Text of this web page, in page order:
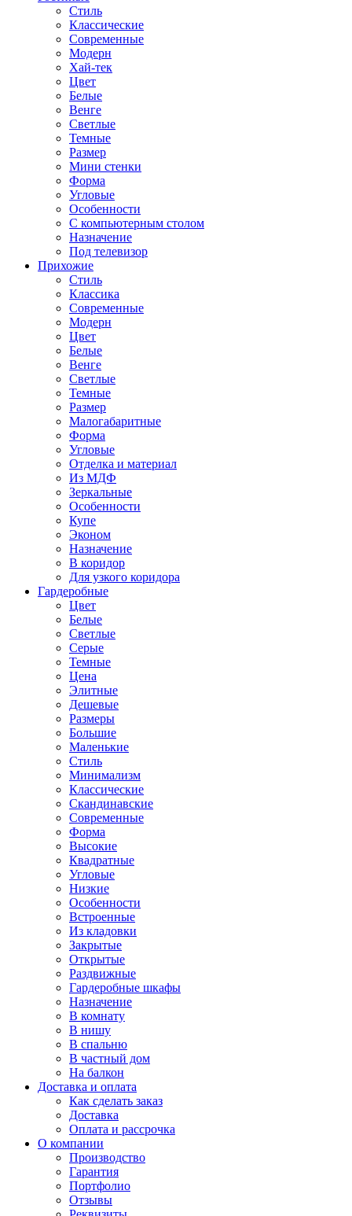
Стиль
Классические
Современные
Модерн
Хай-тек
Цвет
Белые
Венге
Светлые
Темные
Размер
Мини стенки
Форма
Угловые
Особенности
С компьютерным столом
Назначение
Под телевизор
Прихожие
Стиль
Классика
Современные
Модерн
Цвет
Белые
Венге
Светлые
Темные
Размер
Малогабаритные
Форма
Угловые
Отделка и материал
Из МДФ
Зеркальные
Особенности
Купе
Эконом
Назначение
В коридор
Для узкого коридора
Гардеробные
Цвет
Белые
Светлые
Серые
Темные
Цена
Элитные
Дешевые
Размеры
Большие
Маленькие
Стиль
Минимализм
Классические
Скандинавские
Современные
Форма
Высокие
Квадратные
Угловые
Низкие
Особенности
Встроенные
Из кладовки
Закрытые
Открытые
Раздвижные
Гардеробные шкафы
Назначение
В комнату
В нишу
В спальню
В частный дом
На балкон
Доставка и оплата
Как сделать заказ
Доставка
Оплата и рассрочка
О компании
Производство
Гарантия
Портфолио
Отзывы